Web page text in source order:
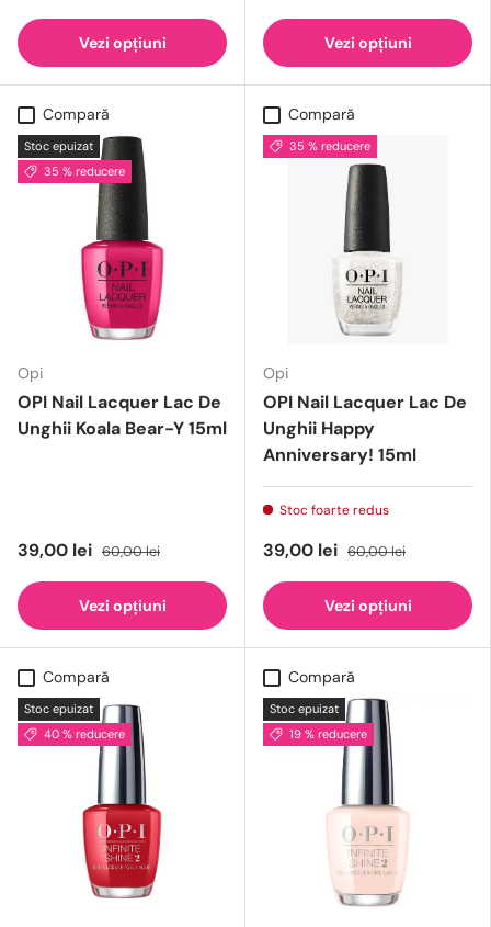
Vezi opțiuni Vezi opțiuni
Compară
Stoc epuizat
35 % reducere
Opi
OPI Nail Lacquer Lac De
Unghii Koala Bear-Y 15ml
39,00 lei 60,00 lei
Vezi opțiuni
Compară
35 % reducere
Opi
OPI Nail Lacquer Lac De
Unghii Happy
Anniversary! 15ml
Stoc foarte redus
39,00 lei 60,00 lei
Vezi opțiuni
Compară
Stoc epuizat
40 % reducere
Compară
Stoc epuizat
19 % reducere